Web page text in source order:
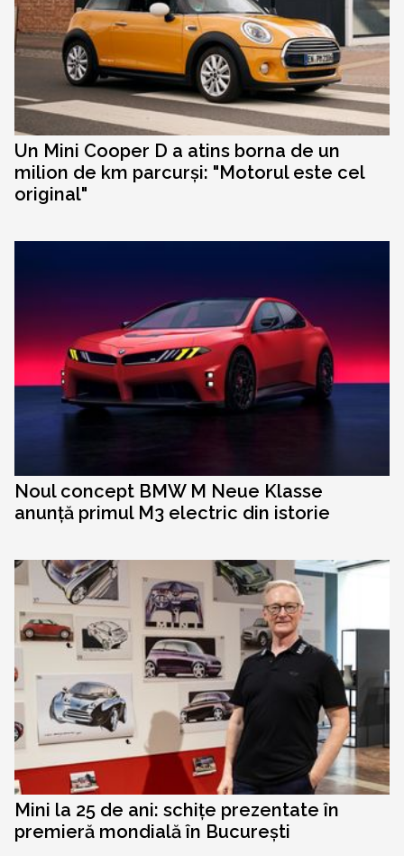
Un Mini Cooper D a atins borna de un
milion de km parcurși: "Motorul este cel
original"
Noul concept BMW M Neue Klasse
anunță primul M3 electric din istorie
Mini la 25 de ani: schițe prezentate în
premieră mondială în București